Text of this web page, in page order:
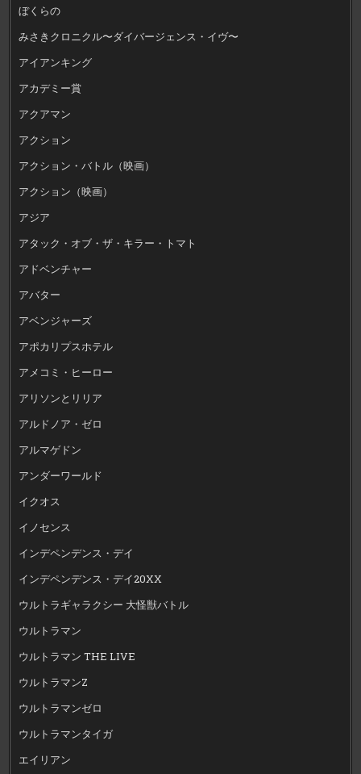
ぼくらの
みさきクロニクル〜ダイバージェンス・イヴ〜
アイアンキング
アカデミー賞
アクアマン
アクション
アクション・バトル（映画）
アクション（映画）
アジア
アタック・オブ・ザ・キラー・トマト
アドベンチャー
アバター
アベンジャーズ
アポカリプスホテル
アメコミ・ヒーロー
アリソンとリリア
アルドノア・ゼロ
アルマゲドン
アンダーワールド
イクオス
イノセンス
インデペンデンス・デイ
インデペンデンス・デイ20XX
ウルトラギャラクシー 大怪獣バトル
ウルトラマン
ウルトラマン THE LIVE
ウルトラマンZ
ウルトラマンゼロ
ウルトラマンタイガ
エイリアン